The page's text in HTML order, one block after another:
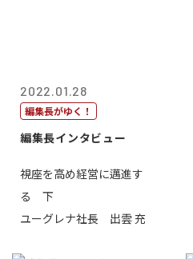
2022.01.28
編集長がゆく！
編集長インタビュー
視座を高め経営に邁進す
る 下
ユーグレナ社長 出雲 充